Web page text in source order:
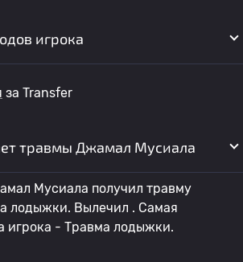
игрока
за Transfer
травмы Джамал Мусиала
Мусиала получил травму
лодыжки. Вылечил . Самая
игрока - Травма лодыжки.